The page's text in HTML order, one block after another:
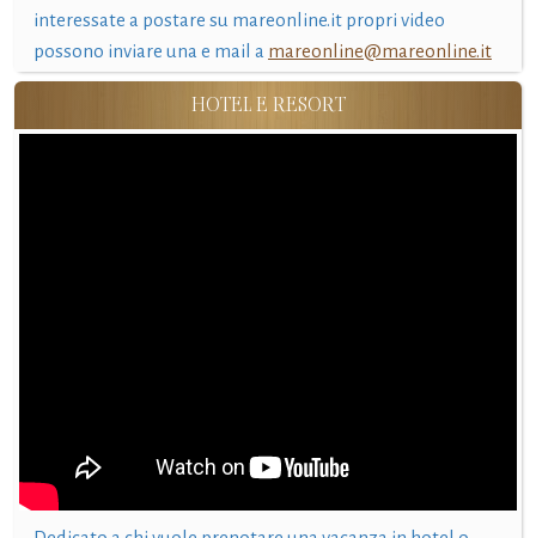
interessate a postare su mareonline.it propri video
possono inviare una e mail a mareonline@mareonline.it
HOTEL E RESORT